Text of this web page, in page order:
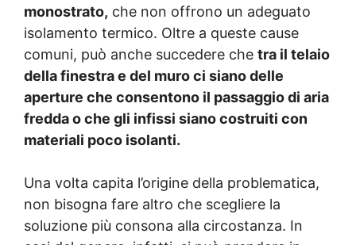
monostrato, che non offrono un adeguato
isolamento termico. Oltre a queste cause
comuni, può anche succedere che tra il telaio
della finestra e del muro ci siano delle
aperture che consentono il passaggio di aria
fredda o che gli infissi siano costruiti con
materiali poco isolanti.
Una volta capita l’origine della problematica,
non bisogna fare altro che scegliere la
soluzione più consona alla circostanza. In